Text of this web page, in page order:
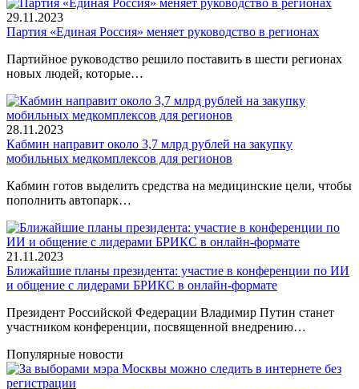
29.11.2023
Партия «Единая Россия» меняет руководство в регионах
Партийное руководство решило поставить в шести регионах
новых людей, которые…
28.11.2023
Кабмин направит около 3,7 млрд рублей на закупку
мобильных медкомплексов для регионов
Кабмин готов выделить средства на медицинские цели, чтобы
пополнить автопарк…
21.11.2023
Ближайшие планы президента: участие в конференции по ИИ
и общение с лидерами БРИКС в онлайн-формате
Президент Российской Федерации Владимир Путин станет
участником конференции, посвященной внедрению…
Популярные новости